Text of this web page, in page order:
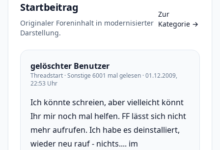
Startbeitrag
Originaler Foreninhalt in modernisierter
Darstellung.
Zur
Kategorie →
gelöschter Benutzer
Threadstart · Sonstige 6001 mal gelesen · 01.12.2009,
22:53 Uhr
Ich könnte schreien, aber vielleicht könnt
Ihr mir noch mal helfen. FF lässt sich nicht
mehr aufrufen. Ich habe es deinstalliert,
wieder neu rauf - nichts.... im